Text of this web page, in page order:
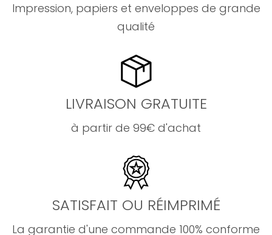
Impression, papiers et enveloppes de grande
qualité
LIVRAISON GRATUITE
à partir de 99€ d'achat
SATISFAIT OU RÉIMPRIMÉ
La garantie d'une commande 100% conforme